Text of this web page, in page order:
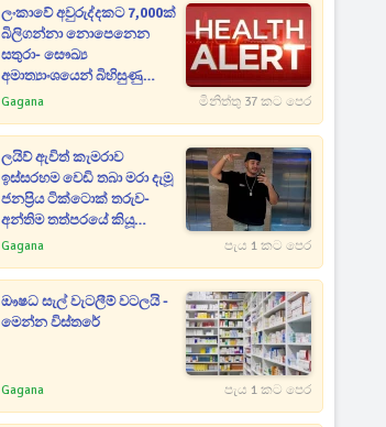
ලංකාවේ අවුරුද්දකට 7,000ක්
බිලිගන්නා නොපෙනෙන
සතුරා- සෞඛ්‍ය
අමාත්‍යාංශයෙන් බිහිසුණු
හෙළිදරව්වක්
Gagana මිනිත්තු 37 කට පෙර
ලයිව් ඇවිත් කැමරාව
ඉස්සරහම වෙඩි තබා මරා දැමූ
ජනප්‍රිය ටික්ටොක් තරුව-
අන්තිම තත්පරයේ කියූ
තිගැස්සෙන කතාව
Gagana පැය 1 කට පෙර
ඖෂධ සැල් වැටලීම් වටලයි -
මෙන්න විස්තරේ
Gagana පැය 1 කට පෙර